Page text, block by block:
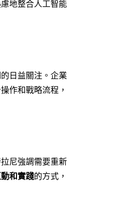
地整合人工智能
的日益關注。企業
作和戰略流程，
尼強調需要重新
和實踐的方式，